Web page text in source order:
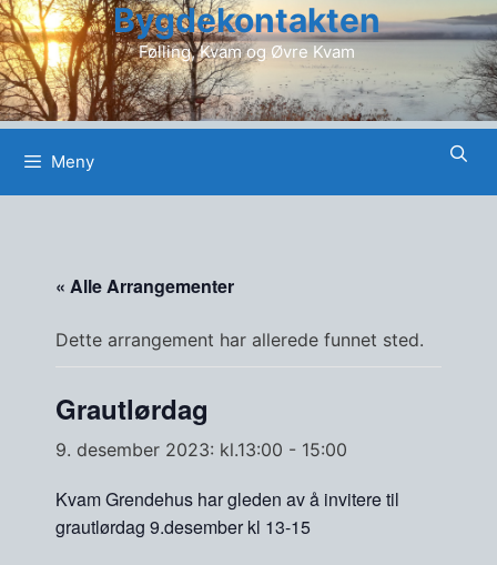
Hopp
til
innhold
Bygdekontakten
Følling, Kvam og Øvre Kvam
Meny
« Alle Arrangementer
Dette arrangement har allerede funnet sted.
Grautlørdag
9. desember 2023: kl.13:00 - 15:00
Kvam Grendehus har gleden av å invitere til
grautlørdag 9.desember kl 13-15